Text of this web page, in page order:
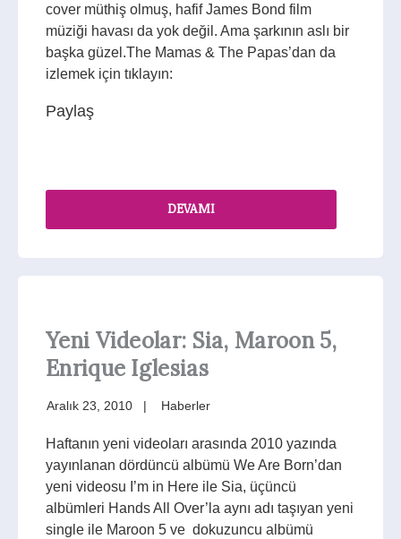
cover müthiş olmuş, hafif James Bond film
müziği havası da yok değil. Ama şarkının aslı bir
başka güzel.The Mamas & The Papas’dan da
izlemek için tıklayın:
Paylaş
DEVAMI
Yeni Videolar: Sia, Maroon 5,
Enrique Iglesias
Aralık 23, 2010 Haberler
Haftanın yeni videoları arasında 2010 yazında
yayınlanan dördüncü albümü We Are Born’dan
yeni videosu I’m in Here ile Sia, üçüncü
albümleri Hands All Over’la aynı adı taşıyan yeni
single ile Maroon 5 ve dokuzuncu albümü